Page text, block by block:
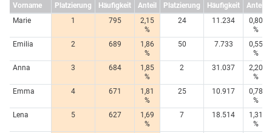
Vorname
Platzierung Häufigkeit Anteil Platzierung Häufigkeit
Anteil
Marie
1 795
2,15
%
24 11.234
0,80
%
Emilia
2 689
1,86
%
50 7.733
0,55
%
Anna
3 684
1,85
%
2 31.037
2,20
%
Emma
4 671
1,81
%
25 10.917
0,78
%
Lena
5 627
1,69
%
7 18.514
1,31
%